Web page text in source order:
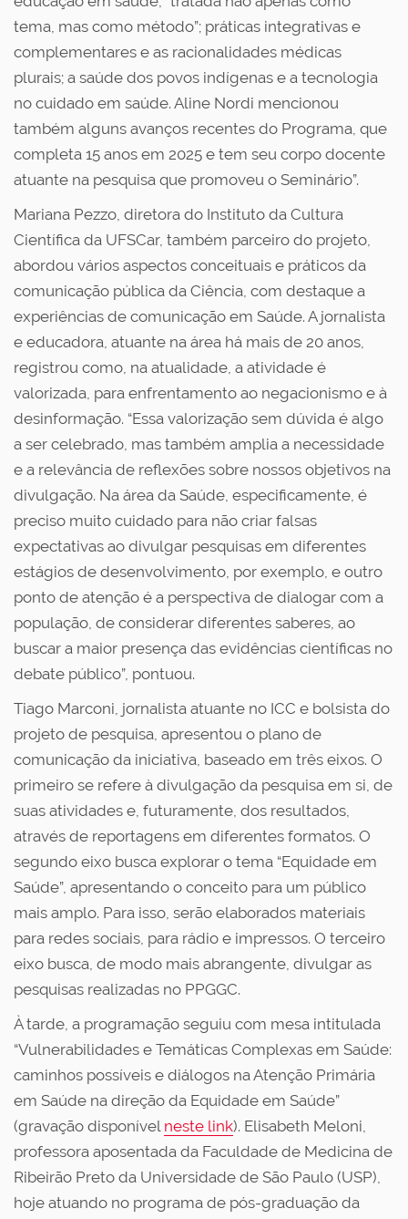
tema, mas como método”; práticas integrativas e
complementares e as racionalidades médicas
plurais; a saúde dos povos indígenas e a tecnologia
no cuidado em saúde. Aline Nordi mencionou
também alguns avanços recentes do Programa, que
completa 15 anos em 2025 e tem seu corpo docente
atuante na pesquisa que promoveu o Seminário”.
Mariana Pezzo, diretora do Instituto da Cultura
Científica da UFSCar, também parceiro do projeto,
abordou vários aspectos conceituais e práticos da
comunicação pública da Ciência, com destaque a
experiências de comunicação em Saúde. A jornalista
e educadora, atuante na área há mais de 20 anos,
registrou como, na atualidade, a atividade é
valorizada, para enfrentamento ao negacionismo e à
desinformação. “Essa valorização sem dúvida é algo
a ser celebrado, mas também amplia a necessidade
e a relevância de reflexões sobre nossos objetivos na
divulgação. Na área da Saúde, especificamente, é
preciso muito cuidado para não criar falsas
expectativas ao divulgar pesquisas em diferentes
estágios de desenvolvimento, por exemplo, e outro
ponto de atenção é a perspectiva de dialogar com a
população, de considerar diferentes saberes, ao
buscar a maior presença das evidências científicas no
debate público”, pontuou.
Tiago Marconi, jornalista atuante no ICC e bolsista do
projeto de pesquisa, apresentou o plano de
comunicação da iniciativa, baseado em três eixos. O
primeiro se refere à divulgação da pesquisa em si, de
suas atividades e, futuramente, dos resultados,
através de reportagens em diferentes formatos. O
segundo eixo busca explorar o tema “Equidade em
Saúde”, apresentando o conceito para um público
mais amplo. Para isso, serão elaborados materiais
para redes sociais, para rádio e impressos. O terceiro
eixo busca, de modo mais abrangente, divulgar as
pesquisas realizadas no PPGGC.
À tarde, a programação seguiu com mesa intitulada
“Vulnerabilidades e Temáticas Complexas em Saúde:
caminhos possíveis e diálogos na Atenção Primária
em Saúde na direção da Equidade em Saúde”
(gravação disponível neste link). Elisabeth Meloni,
professora aposentada da Faculdade de Medicina de
Ribeirão Preto da Universidade de São Paulo (USP),
hoje atuando no programa de pós-graduação da